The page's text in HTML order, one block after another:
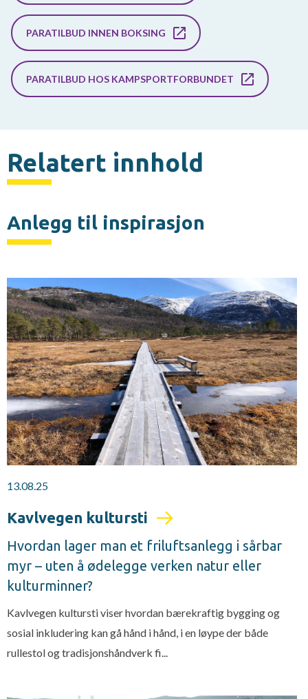
PARATILBUD INNEN BOKSING
PARATILBUD HOS KAMPSPORTFORBUNDET
Relatert innhold
Anlegg til inspirasjon
13.08.25
Kavlvegen kultursti
Hvordan lager man et friluftsanlegg i sårbar
myr – uten å ødelegge verken natur eller
kulturminner?
Kavlvegen kultursti viser hvordan bærekraftig bygging og
sosial inkludering kan gå hånd i hånd, i en løype der både
rullestol og tradisjonshåndverk fi...